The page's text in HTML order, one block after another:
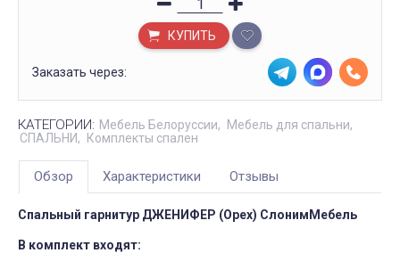
КУПИТЬ
Заказать через:
КАТЕГОРИИ: Мебель Белоруссии
Мебель для спальни
СПАЛЬНИ
Комплекты спален
Обзор Характеристики Отзывы
Спальный гарнитур ДЖЕНИФЕР (Орех) СлонимМебель
В комплект входят: